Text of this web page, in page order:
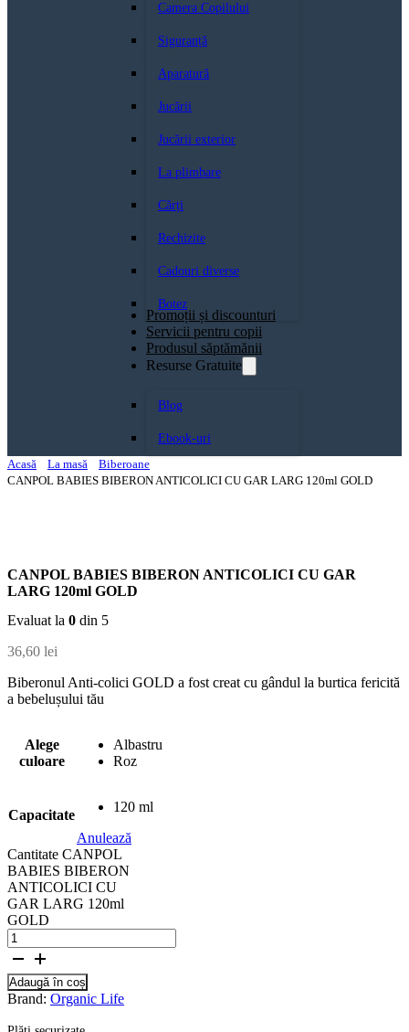
Camera Copilului
Siguranță
Aparatură
Jucării
Jucării exterior
La plimbare
Cărți
Rechizite
Cadouri diverse
Botez
Promoții și discounturi
Servicii pentru copii
Produsul săptămănii
Resurse Gratuite
Blog
Ebook-uri
Acasă
La masă
Biberoane
CANPOL BABIES BIBERON ANTICOLICI CU GAR LARG 120ml GOLD
CANPOL BABIES BIBERON ANTICOLICI CU GAR
LARG 120ml GOLD
Evaluat la 0 din 5
36,60 lei
Biberonul Anti-colici GOLD a fost creat cu gândul la burtica fericită
a bebelușului tău
Alege
culoare
Albastru
Roz
Capacitate
120 ml
Anulează
Cantitate CANPOL
BABIES BIBERON
ANTICOLICI CU
GAR LARG 120ml
GOLD
Adaugă în coș
Brand: Organic Life